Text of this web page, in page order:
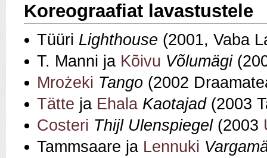
Koreograafiat lavastustele
Tüüri Lighthouse (2001, Vaba
T. Manni ja Kõivu Võlumägi
Mrożeki Tango (2002
Tätte ja Ehala Kaotajad(2003
Costeri Thijl Ulenspiegel(2003
Tammsaare ja Lennuki